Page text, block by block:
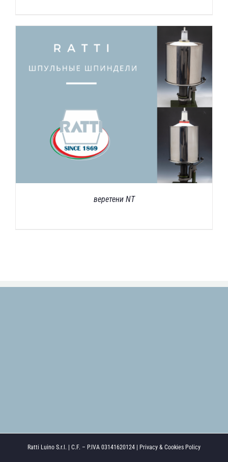
веретени NT
Ratti Luino S.r.l. | C.F. – P.IVA 03141620124 | Privacy & Cookies Policy